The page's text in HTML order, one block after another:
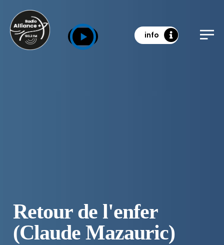
info
Retour de l'enfer
(Claude Mazauric)